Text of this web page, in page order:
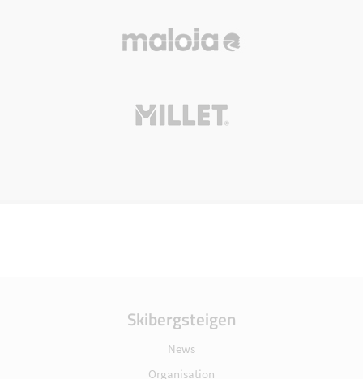
Skibergsteigen
News
Organisation